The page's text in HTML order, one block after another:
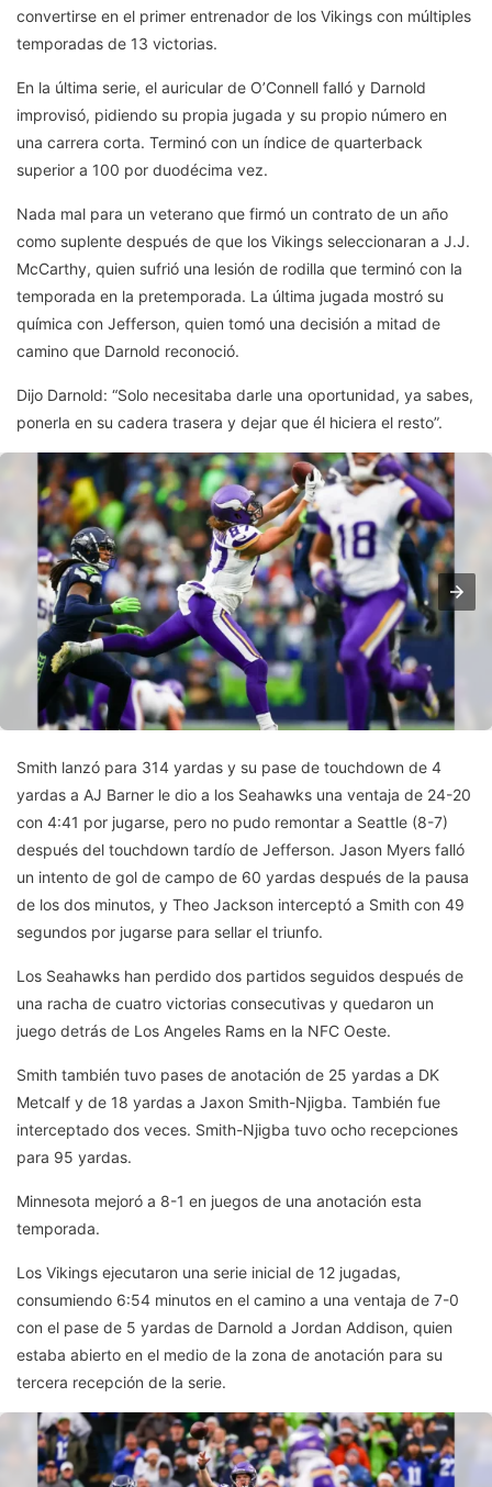
convertirse en el primer entrenador de los Vikings con múltiples
temporadas de 13 victorias.
En la última serie, el auricular de O’Connell falló y Darnold
improvisó, pidiendo su propia jugada y su propio número en
una carrera corta. Terminó con un índice de quarterback
superior a 100 por duodécima vez.
Nada mal para un veterano que firmó un contrato de un año
como suplente después de que los Vikings seleccionaran a J.J.
McCarthy, quien sufrió una lesión de rodilla que terminó con la
temporada en la pretemporada. La última jugada mostró su
química con Jefferson, quien tomó una decisión a mitad de
camino que Darnold reconoció.
Dijo Darnold: “Solo necesitaba darle una oportunidad, ya sabes,
ponerla en su cadera trasera y dejar que él hiciera el resto”.
Smith lanzó para 314 yardas y su pase de touchdown de 4
yardas a AJ Barner le dio a los Seahawks una ventaja de 24-20
con 4:41 por jugarse, pero no pudo remontar a Seattle (8-7)
después del touchdown tardío de Jefferson. Jason Myers falló
un intento de gol de campo de 60 yardas después de la pausa
de los dos minutos, y Theo Jackson interceptó a Smith con 49
segundos por jugarse para sellar el triunfo.
Los Seahawks han perdido dos partidos seguidos después de
una racha de cuatro victorias consecutivas y quedaron un
juego detrás de Los Angeles Rams en la NFC Oeste.
Smith también tuvo pases de anotación de 25 yardas a DK
Metcalf y de 18 yardas a Jaxon Smith-Njigba. También fue
interceptado dos veces. Smith-Njigba tuvo ocho recepciones
para 95 yardas.
Minnesota mejoró a 8-1 en juegos de una anotación esta
temporada.
Los Vikings ejecutaron una serie inicial de 12 jugadas,
consumiendo 6:54 minutos en el camino a una ventaja de 7-0
con el pase de 5 yardas de Darnold a Jordan Addison, quien
estaba abierto en el medio de la zona de anotación para su
tercera recepción de la serie.